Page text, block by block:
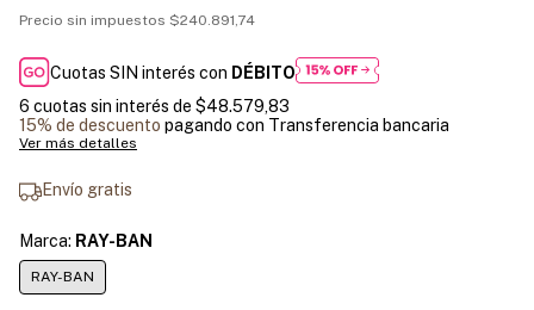
Precio sin impuestos $240.891,74
Cuotas SIN interés con DÉBITO
6 cuotas sin interés de $48.579,83
15% de descuento pagando con Transferencia bancaria
Ver más detalles
Envío gratis
Marca: RAY-BAN
RAY-BAN